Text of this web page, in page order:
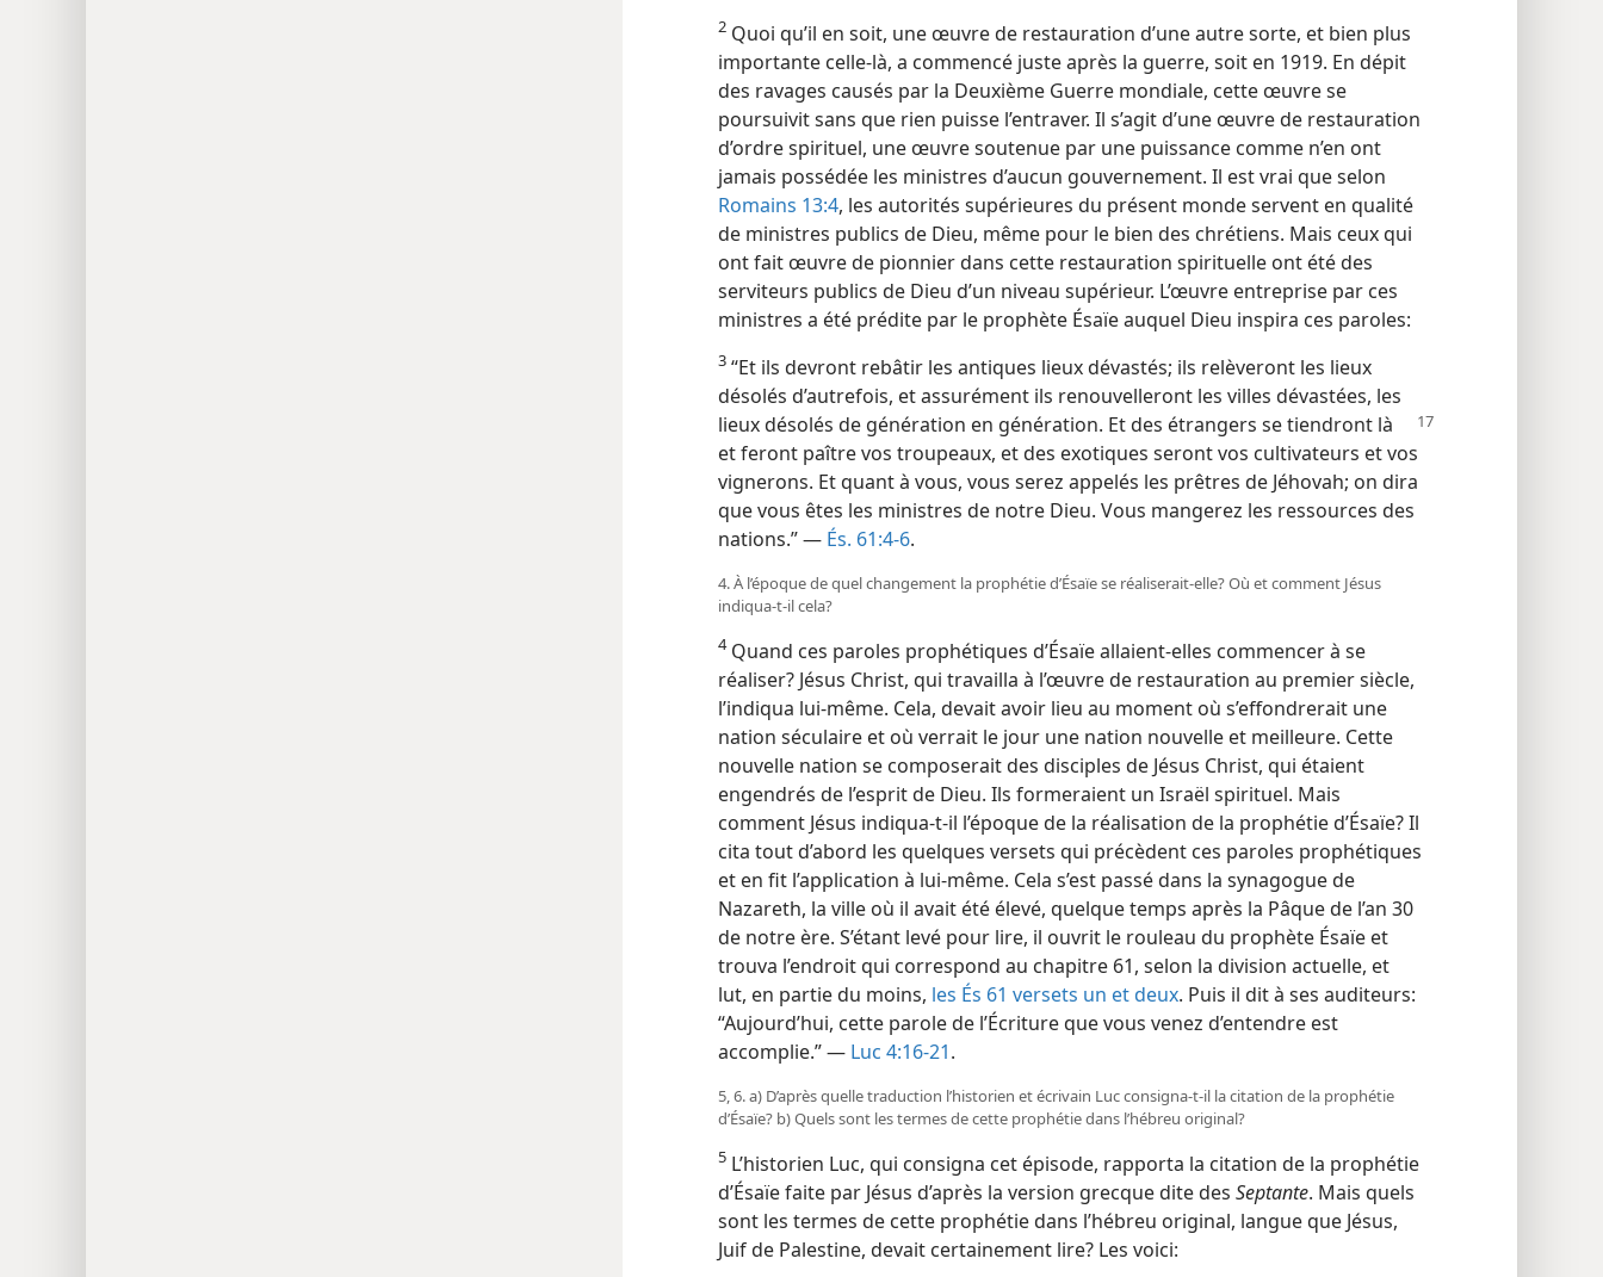
2 Quoi qu’il en soit, une œuvre de restauration d’une autre sorte, et bien plus
importante celle-là, a commencé juste après la guerre, soit en 1919. En dépit
des ravages causés par la Deuxième Guerre mondiale, cette œuvre se
poursuivit sans que rien puisse l’entraver. Il s’agit d’une œuvre de restauration
d’ordre spirituel, une œuvre soutenue par une puissance comme n’en ont
jamais possédée les ministres d’aucun gouvernement. Il est vrai que selon
Romains 13:4, les autorités supérieures du présent monde servent en qualité
de ministres publics de Dieu, même pour le bien des chrétiens. Mais ceux qui
ont fait œuvre de pionnier dans cette restauration spirituelle ont été des
serviteurs publics de Dieu d’un niveau supérieur. L’œuvre entreprise par ces
ministres a été prédite par le prophète Ésaïe auquel Dieu inspira ces paroles:
3 “Et ils devront rebâtir les antiques lieux dévastés; ils relèveront les lieux
désolés d’autrefois, et assurément ils renouvelleront les villes dévastées, les
lieux désolés de génération en génération. Et des étrangers se tiendront là
et feront paître vos troupeaux, et des exotiques seront vos cultivateurs et vos
vignerons. Et quant à vous, vous serez appelés les prêtres de Jéhovah; on dira
que vous êtes les ministres de notre Dieu. Vous mangerez les ressources des
nations.” — És. 61:4-6.
4. À l’époque de quel changement la prophétie d’Ésaïe se réaliserait-​elle? Où et comment Jésus
indiqua-​t-​il cela?
4Quand ces paroles prophétiques d’Ésaïe allaient-​elles commencer à se
réaliser? Jésus Christ, qui travailla à l’œuvre de restauration au premier siècle,
l’indiqua lui-​même. Cela, devait avoir lieu au moment où s’effondrerait une
nation séculaire et où verrait le jour une nation nouvelle et meilleure. Cette
nouvelle nation se composerait des disciples de Jésus Christ, qui étaient
engendrés de l’esprit de Dieu. Ils formeraient un Israël spirituel. Mais
comment Jésus indiqua-​t-​il l’époque de la réalisation de la prophétie d’Ésaïe? Il
cita tout d’abord les quelques versets qui précèdent ces paroles prophétiques
et en fit l’application à lui-​même. Cela s’est passé dans la synagogue de
Nazareth, la ville où il avait été élevé, quelque temps après la Pâque de l’an 30
de notre ère. S’étant levé pour lire, il ouvrit le rouleau du prophète Ésaïe et
trouva l’endroit qui correspond au chapitre 61, selon la division actuelle, et
lut, en partie du moins, les És 61 versets un et deux. Puis il dit à ses auditeurs:
“Aujourd’hui, cette parole de l’Écriture que vous venez d’entendre est
accomplie.” — Luc 4:16-21.
5, 6. a) D’après quelle traduction l’historien et écrivain Luc consigna-​t-​il la citation de la prophétie
d’Ésaïe? b) Quels sont les termes de cette prophétie dans l’hébreu original?
5 L’historien Luc, qui consigna cet épisode, rapporta la citation de la prophétie
d’Ésaïe faite par Jésus d’après la version grecque dite des Septante. Mais quels
sont les termes de cette prophétie dans l’hébreu original, langue que Jésus,
Juif de Palestine, devait certainement lire? Les voici: